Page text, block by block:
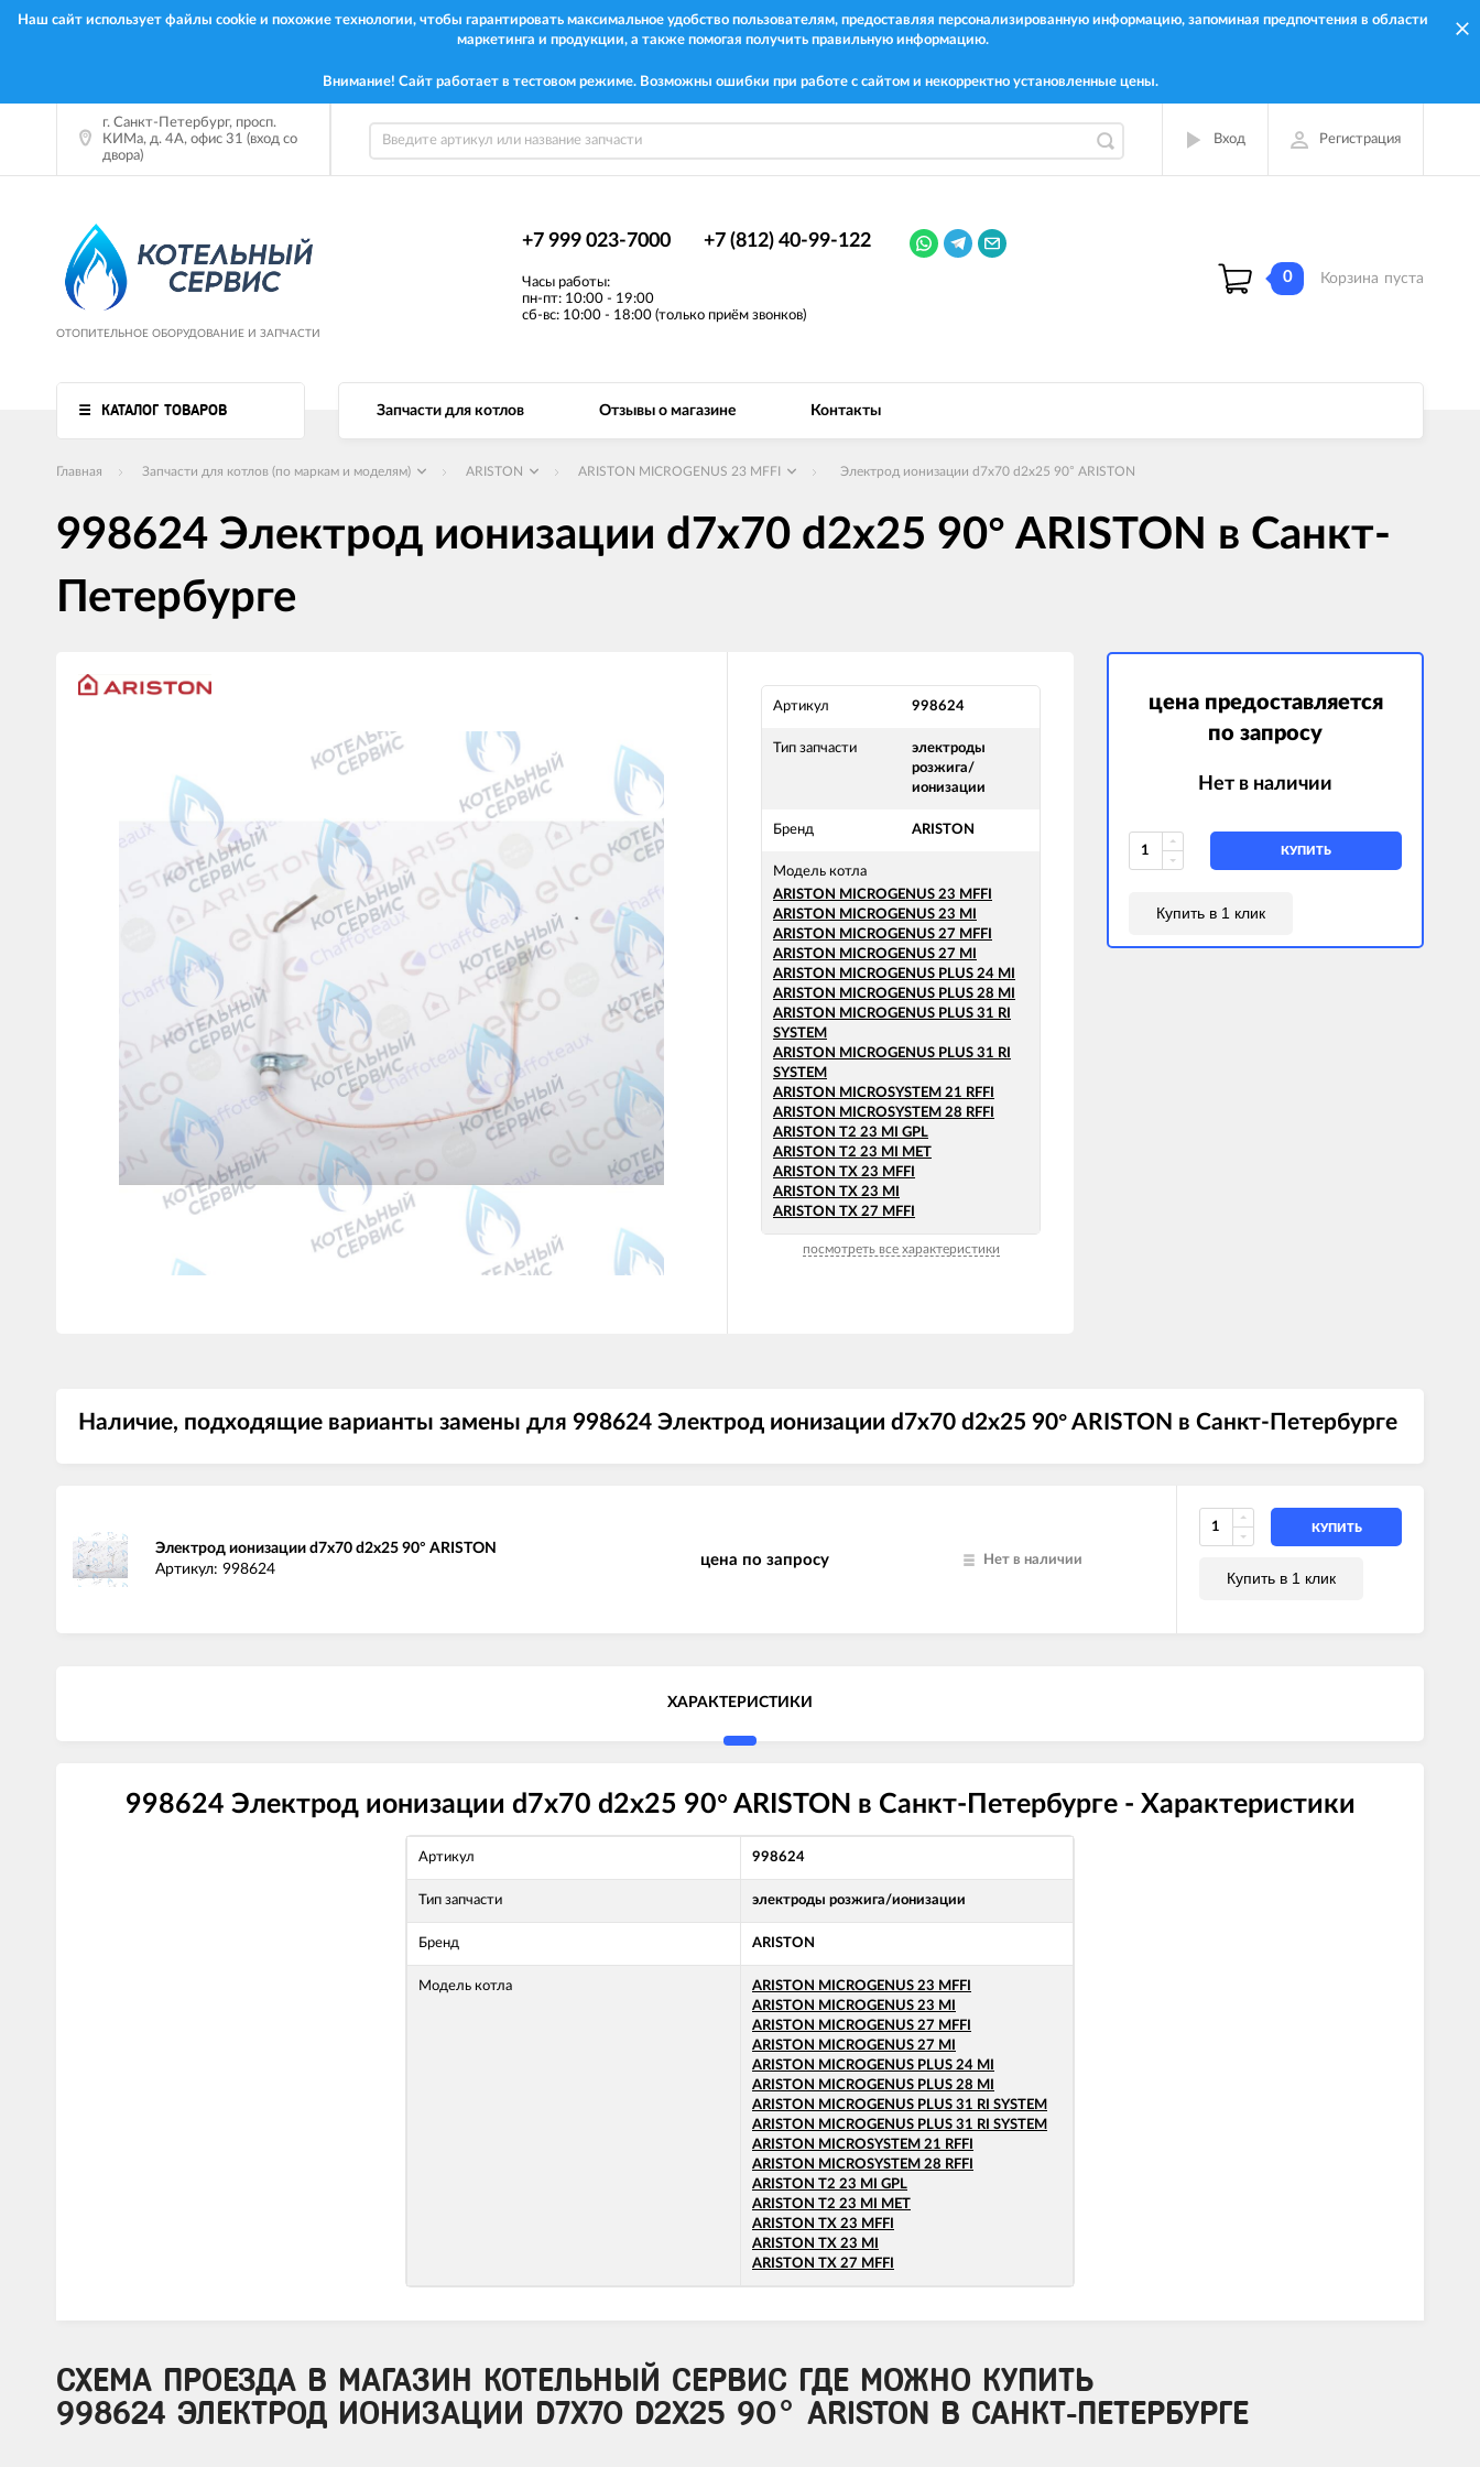
Наш сайт использует файлы cookie и похожие технологии, чтобы гарантировать максимальное удобство пользователям, предоставляя персонализированную информацию, запоминая предпочтения в области
маркетинга и продукции, а также помогая получить правильную информацию.
Внимание! Сайт работает в тестовом режиме. Возможны ошибки при работе с сайтом и некорректно установленные цены.
г. Санкт-Петербург, просп.
КИМа, д. 4А, офис 31 (вход со
двора)
Вход Регистрация
ОТОПИТЕЛЬНОЕ ОБОРУДОВАНИЕ И ЗАПЧАСТИ
+7 999 023-7000 +7 (812) 40-99-122
Часы работы:
пн-пт: 10:00 - 19:00
сб-вс: 10:00 - 18:00 (только приём звонков)
0 Корзина пуста
КАТАЛОГ ТОВАРОВ Запчасти для котлов Отзывы о магазине Контакты
Главная Запчасти для котлов (по маркам и моделям) ARISTON ARISTON MICROGENUS 23 MFFI Электрод ионизации d7x70 d2x25 90° ARISTON
998624 Электрод ионизации d7x70 d2x25 90° ARISTON в Санкт-
Петербурге
товаров
Артикул 998624
Тип запчасти
электроды
розжига/
ионизации
Бренд ARISTON
Модель котла
ARISTON MICROGENUS 23 MFFI
ARISTON MICROGENUS 23 MI
ARISTON MICROGENUS 27 MFFI
ARISTON MICROGENUS 27 MI
ARISTON MICROGENUS PLUS 24 MI
ARISTON MICROGENUS PLUS 28 MI
ARISTON MICROGENUS PLUS 31 RI
SYSTEM
ARISTON MICROGENUS PLUS 31 RI
SYSTEM
ARISTON MICROSYSTEM 21 RFFI
ARISTON MICROSYSTEM 28 RFFI
ARISTON T2 23 MI GPL
ARISTON T2 23 MI MET
ARISTON TX 23 MFFI
ARISTON TX 23 MI
ARISTON TX 27 MFFI
посмотреть все характеристики
цена предоставляется
по запросу
Нет в наличии
КУПИТЬ
Купить в 1 клик
Наличие, подходящие варианты замены для 998624 Электрод ионизации d7x70 d2x25 90° ARISTON в Санкт-Петербурге
Электрод ионизации d7x70 d2x25 90° ARISTON
Артикул: 998624
цена по запросу Нет в наличии
КУПИТЬ
Купить в 1 клик
ХАРАКТЕРИСТИКИ
998624 Электрод ионизации d7x70 d2x25 90° ARISTON в Санкт-Петербурге - Характеристики
Артикул 998624
Тип запчасти электроды розжига/ионизации
Бренд ARISTON
Модель котла
ARISTON MICROGENUS 23 MFFI
ARISTON MICROGENUS 23 MI
ARISTON MICROGENUS 27 MFFI
ARISTON MICROGENUS 27 MI
ARISTON MICROGENUS PLUS 24 MI
ARISTON MICROGENUS PLUS 28 MI
ARISTON MICROGENUS PLUS 31 RI SYSTEM
ARISTON MICROGENUS PLUS 31 RI SYSTEM
ARISTON MICROSYSTEM 21 RFFI
ARISTON MICROSYSTEM 28 RFFI
ARISTON T2 23 MI GPL
ARISTON T2 23 MI MET
ARISTON TX 23 MFFI
ARISTON TX 23 MI
ARISTON TX 27 MFFI
СХЕМА ПРОЕЗДА В МАГАЗИН КОТЕЛЬНЫЙ СЕРВИС ГДЕ МОЖНО КУПИТЬ
998624 ЭЛЕКТРОД ИОНИЗАЦИИ D7X70 D2X25 90° ARISTON В САНКТ-ПЕТЕРБУРГЕ